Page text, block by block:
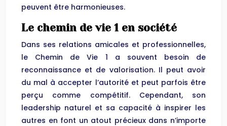
peuvent être harmonieuses.
Le chemin de vie 1 en société
Dans ses relations amicales et professionnelles,
le Chemin de Vie 1 a souvent besoin de
reconnaissance et de valorisation. Il peut avoir
du mal à accepter l’autorité et peut parfois être
perçu comme compétitif. Cependant, son
leadership naturel et sa capacité à inspirer les
autres en font un atout précieux dans n’importe